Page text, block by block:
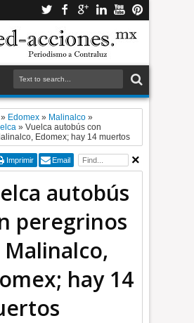
» Edomex » Malinalco »
»Vuelca autobús con
Edomex; hay 14 muertos
Imprimir Email
autobús
peregrinos
Malinalco,
hay 14